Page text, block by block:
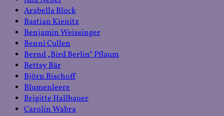
Arabella Block
Bastian Kienitz
Benjamin Weissinger
Benni Cullen
Bernd „Bird Berlin“ Pflaum
Bettsy Bär
Björn Bischoff
Blumenleere
Brigitte Hallbauer
Carolin Wabra